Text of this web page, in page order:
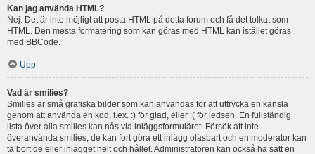
Kan jag använda HTML?
Nej. Det är inte möjligt att posta HTML på detta forum och få det tolkat som
HTML. Den mesta formatering som kan göras med HTML kan istället göras
med BBCode.
Upp
Vad är smilies?
Smilies är små grafiska bilder som kan användas för att uttrycka en känsla
genom att använda en kod, t.ex. :) för glad, eller :( för ledsen. En fullständig
lista över alla smilies kan nås via inläggsformuläret. Försök att inte
överanvända smilies, de kan fort göra ett inlägg oläsbart och en moderator kan
ta bort de eller inlägget helt och hållet. Administratören kan också ha satt en